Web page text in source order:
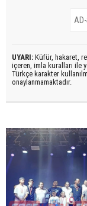
UYARI: Küfür, hakaret,
içeren, imla kuralları ile
Türkçe karakter
onaylanmamaktadır.